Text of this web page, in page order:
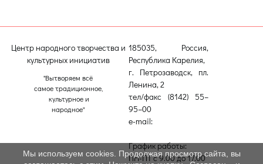
Центр народного творчества и
культурных инициатив
"Вытворяем всё
самое традиционное,
культурное и
народное"
185035, Россия,
Республика Карелия,
г. Петрозаводск, пл.
Ленина, 2
тел/факс (8142) 55–
95–00
e-mail:
График работы:
ПН-ПТ с 9.00 до 17.00
Мы используем cookies. Продолжая просмотр сайта, вы